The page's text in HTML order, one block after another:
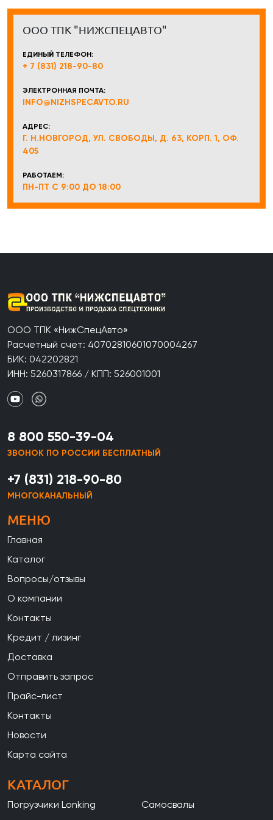
ООО ТПК "НИЖСПЕЦАВТО"
ЕДИНЫЙ ТЕЛЕФОН:
+ 7 (831) 218-90-80
ЭЛЕКТРОННАЯ ПОЧТА:
INFO@NIZHSPECAVTO.RU
АДРЕС:
Г. Н.НОВГОРОД, УЛ. СВОБОДЫ, Д. 63, КОРП. 1, ОФ.
405
РАБОТАЕМ:
ПН-ПТ С 9:00 ДО 18:00
ООО ТПК «НижСпецАвто»
Расчетный счет: 40702810601070004267
БИК: 042202821
ИНН: 5260317866 / КПП: 526001001
8 800 550-39-04
ЗВОНОК ПО РОССИИ БЕСПЛАТНЫЙ
+7 (831) 218-90-80
МНОГОКАНАЛЬНЫЙ
МЕНЮ
Главная
Каталог
Вопросы/отзывы
О компании
Контакты
Кредит / лизинг
Доставка
Отправить запрос
Прайс-лист
Контакты
Новости
Карта сайта
КАТАЛОГ
Погрузчики Lonking
Самосвалы